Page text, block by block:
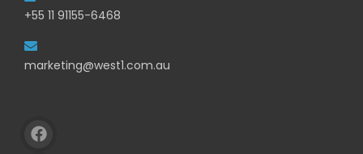
+55 11 91155-6468
marketing@west1.com.au